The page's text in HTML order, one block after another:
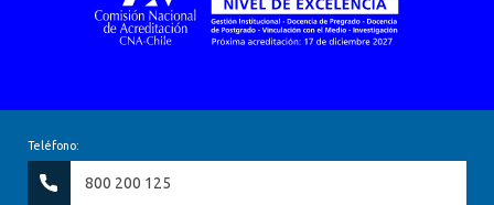
Teléfono:
800 200 125